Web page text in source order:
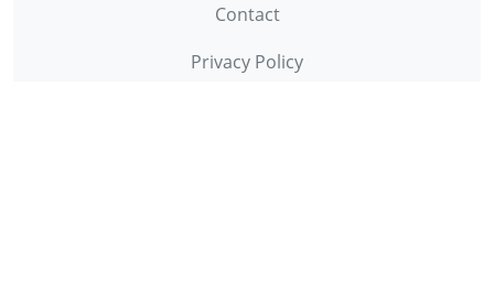
Contact
Privacy Policy